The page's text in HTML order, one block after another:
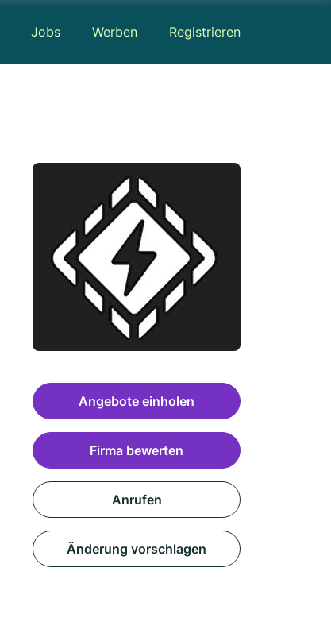
Jobs Werben Registrieren
Angebote einholen
Firma bewerten
Anrufen
Änderung vorschlagen